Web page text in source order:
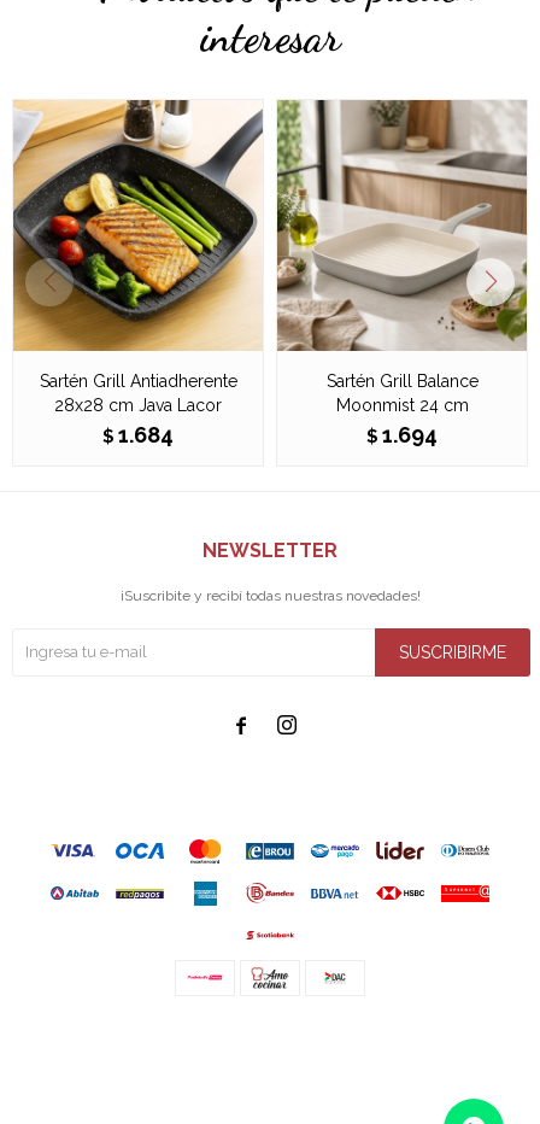
interesar
Sartén Grill Antiadherente
28x28 cm Java Lacor
$ 1.684
Sartén Grill Balance
Moonmist 24 cm
$ 1.694
NEWSLETTER
¡Suscribite y recibí todas nuestras novedades!
SUSCRIBIRME
 